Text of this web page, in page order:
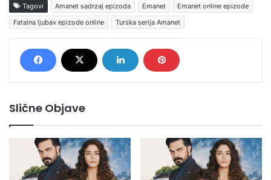
Tagovi Amanet sadrzaj epizoda Emanet
Emanet online epizode
Fatalna ljubav epizode online
Turska serija Amanet
Slične Objave